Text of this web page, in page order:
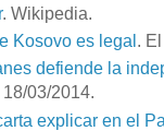
. Wikipedia.
Kosovo es legal.
defiende la
03/2014.
explicar en el